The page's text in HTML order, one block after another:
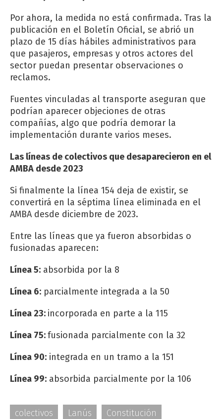
Por ahora, la medida no está confirmada. Tras la
publicación en el Boletín Oficial, se abrió un
plazo de 15 días hábiles administrativos para
que pasajeros, empresas y otros actores del
sector puedan presentar observaciones o
reclamos.
Fuentes vinculadas al transporte aseguran que
podrían aparecer objeciones de otras
compañías, algo que podría demorar la
implementación durante varios meses.
Las líneas de colectivos que desaparecieron en el
AMBA desde 2023
Si finalmente la línea 154 deja de existir, se
convertirá en la séptima línea eliminada en el
AMBA desde diciembre de 2023.
Entre las líneas que ya fueron absorbidas o
fusionadas aparecen:
Línea 5: absorbida por la 8
Línea 6: parcialmente integrada a la 50
Línea 23: incorporada en parte a la 115
Línea 75:fusionada parcialmente con la 32
Línea 90: integrada en un tramo a la 151
Línea 99: absorbida parcialmente por la 106
colectivos Lanús Constitución